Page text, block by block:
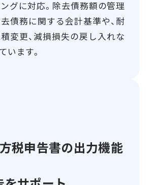
グに対応。除去債務額の管理
債務に関する会計基準や、耐
変更、減損損失の戻し入れな
います。
方税申告書の出力機能